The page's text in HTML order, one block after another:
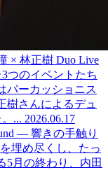
× 林正樹 Duo Live
つのイベントたち
パーカッショニス
樹さんによるデュ
... 2026.06.17
— 響きの手触り
埋め尽くし、たっ
5月の終わり、内田